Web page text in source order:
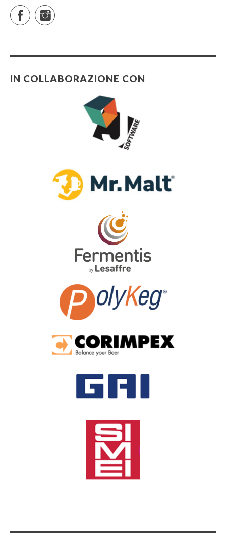
FacebookInstagram
IN COLLABORAZIONE CON